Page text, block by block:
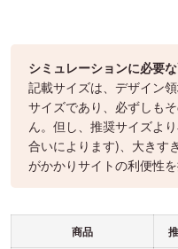
シミュレーションに必要
記載サイズは、デザイン
サイズであり、必ずしも
ん。但し、推奨サイズよ
合いによります)、大きす
がかかりサイトの利便性
商品